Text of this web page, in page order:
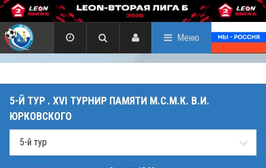
Меню
5-Й ТУР . XVI ТУРНИР ПАМЯТИ М.С.М.К. В.И.
ЮРКОВСКОГО